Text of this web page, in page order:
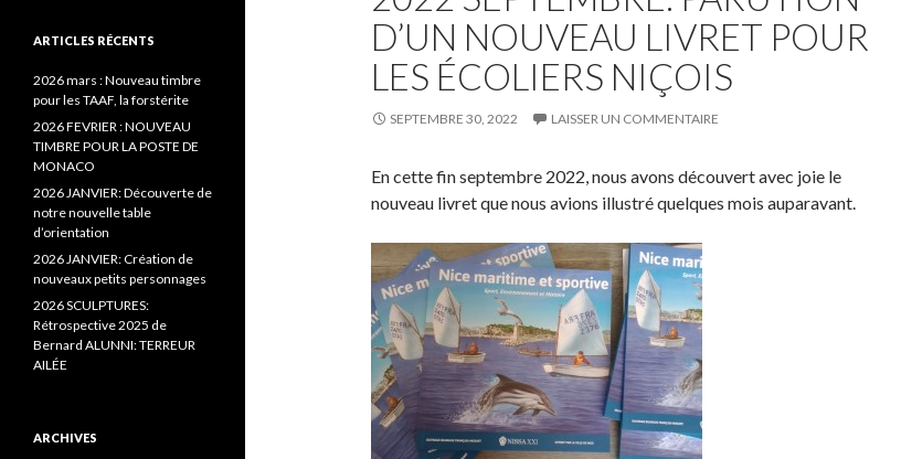
D’UN NOUVEAU LIVRET POUR
LES ÉCOLIERS NIÇOIS
SEPTEMBRE 30, 2022 LAISSER UN COMMENTAIRE
En cette fin septembre 2022, nous avons découvert avec joie le
nouveau livret que nous avions illustré quelques mois auparavant.
ARTICLES RÉCENTS
2026 mars : Nouveau timbre
pour les TAAF, la forstérite
2026 FEVRIER : NOUVEAU
TIMBRE POUR LA POSTE DE
MONACO
2026 JANVIER: Découverte de
notre nouvelle table
d’orientation
2026 JANVIER: Création de
nouveaux petits personnages
2026 SCULPTURES:
Rétrospective 2025 de
Bernard ALUNNI: TERREUR
AILÉE
ARCHIVES